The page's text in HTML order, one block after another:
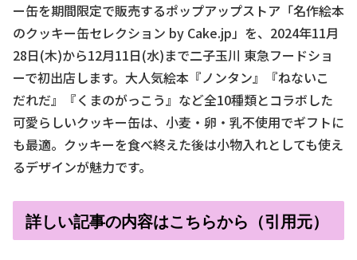
ー缶を期間限定で販売するポップアップストア「名作絵本
のクッキー缶セレクション by Cake.jp」を、2024年11月
28日(木)から12月11日(水)まで二子玉川 東急フードショ
ーで初出店します。大人気絵本『ノンタン』『ねないこ
だれだ』『くまのがっこう』など全10種類とコラボした
可愛らしいクッキー缶は、小麦・卵・乳不使用でギフトに
も最適。クッキーを食べ終えた後は小物入れとしても使え
るデザインが魅力です。
詳しい記事の内容はこちらから（引用元）